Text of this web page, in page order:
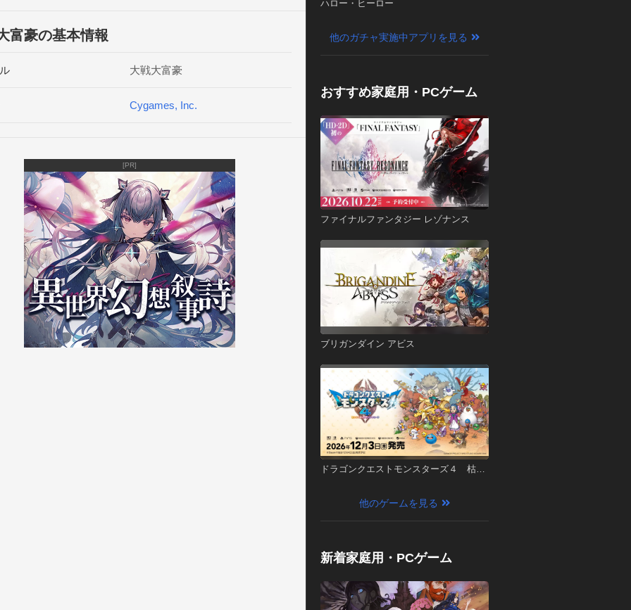
とトコトン大富豪で勝負！！
「階段」「砂嵐」…
にルールをカスタムして、君だけのオリジナル大富豪をプ
になるのは誰だ!?
富豪の基本情報
大戦大富豪
Cygames, Inc.
[PR]
ハロー・ヒーロー
他のガチャ実施中アプリを見る
おすすめ家庭用・PCゲーム
ファイナルファンタジー レゾナンス
ブリガンダイン アビス
ドラゴンクエストモンスターズ４ 枯れ
他のゲームを見る
新着家庭用・PCゲーム